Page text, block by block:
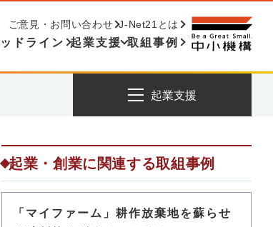
ドライン 起業支援 取組事例
ご意見・お問い合わせ J-Net21とは
起業支援
起業・創業に関連する取組事例
「マイファーム」耕作放棄地を蘇らせ